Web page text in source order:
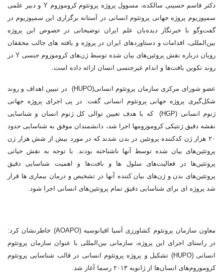
دکتر قاسم حسینی سالکده، مسوول پروژه پروتئوم کروموزوم Y و دبیر علمی
سمپوزیوم پروژه جهانی پروتئوم انسانی در آستانه برگزاری این سمپوزیوم در
گفت‌و‌گو با خبرنگار دیده‌بان علم ایران توضیحاتی در خصوص این پروژه
بین‌المللی، اقدامات و دستاوردهای ایران در پروژه و یافته های جالب محققان
رویان درباره نقش پروئین‌های بیان شده توسط ژن‌های کروموزوم جنسی Y در
روند تکوین بافت‌ها و اندام غیرجنسی انسان ارائه داده است.
عضو شورای مرکزی سازمان پروتئوم انسانی(HUPO) در تبیین اهداف و روند
شکل‌گیری پروژه جهانی پروتئوم انسانی گفت: در پی اجرای پروژه جهانی
ژنوم انسانی (HGP) که با هدف تعیین توالی کل ژنوم انسان و شناسایی
نقشه دقیق ژنتیکی کروموزومها اجرا شد، دانشمندان موفق به شناسایی حدود
۲۰ هزار ژن کدکننده پروتئین در بدن شدند که در مورد بیش از شش هزار ژن
پروتئین‌های بیان شده توسط آنها ناشناخته بودند. با توجه به نقش حیاتی
پروتئین‌ها در فعالیت‌های سلول ها و بافت‌ها و اهمیت شناسایی دقیق
پروتئین‌های بدن و ژن‌های بیان کننده آنها در تشخیص و درمان بیماری ها قرار
شد پروژه ای برای شناسایی دقیق تمام پروتئین‌های انسانی اجرا شود.
معاون سازمان پروتئوم کشاورزی آسیا اقیانوسیه (AOAPO) خاطرنشان کرد:
در راستای اجرای این پروژه، سازمانی بین‌المللی با عنوان سازمان پروتئوم
انسانی (HUPO) تشکیل و پروژه پروتئوم انسانی در قالب شناسایی پروتئوم
کروموزوم‌های انسان‌ها از ژانویه ۲۰۱۳ رسما آغاز شد.